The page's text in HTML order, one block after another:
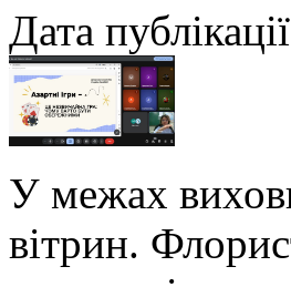
Дата публікації
У межах
вітрин.